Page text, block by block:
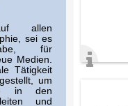
allen
sei es
für
Medien.
Tätigkeit
um
in den
und